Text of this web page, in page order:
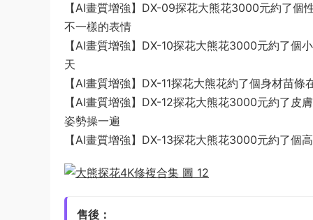
【AI畫質增強】DX-09探花大熊花3000元約了
不一樣的表情
【AI畫質增強】DX-10探花大熊花3000元約了個
天
【AI畫質增強】DX-11探花大熊花約了個身材苗
【AI畫質增強】DX-12探花大熊花3000元約了皮
姿勢操一遍
【AI畫質增強】DX-13探花大熊花3000元約了個
售後：